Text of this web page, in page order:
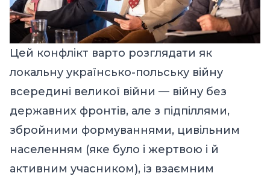
Цей конфлікт варто розглядати як
локальну українсько-польську війну
всередині великої війни — війну без
державних фронтів, але з підпіллями,
збройними формуваннями, цивільним
населенням (яке було і жертвою і й
активним учасником), із взаємним